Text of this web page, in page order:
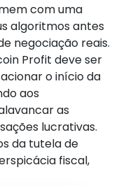
com uma
algoritmos antes
negociação reais.
Profit deve ser
o início da
aos
as
lucrativas.
da tutela de
fiscal,